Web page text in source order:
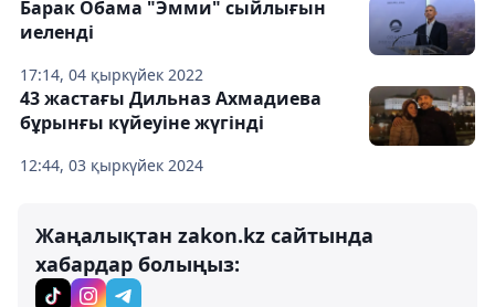
17:14, 04 қыркүйек 2022
Барак Обама "Эмми" сыйлығын
иеленді
12:44, 03 қыркүйек 2024
43 жастағы Дильназ Ахмадиева
бұрынғы күйеуіне жүгінді
Жаңалықтан zakon.kz сайтында
хабардар болыңыз: